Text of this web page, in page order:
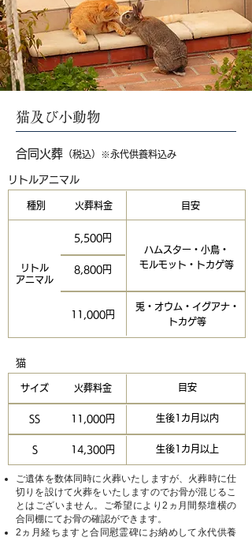
猫及び小動物
合同火葬 （税込）※永代供養料込み
リトルアニマル
種別 火葬料金 目安
リトル
アニマル
5,500円
ハムスター・小鳥・
モルモット・トカゲ等
11,000円
8,800円
兎・オウム・イグアナ・
トカゲ等
猫
サイズ 火葬料金 目安
SS 11,000円 生後1カ月以内
S 14,300円 生後1カ月以上
ご遺体を数体同時に火葬いたしますが、火葬時に仕
切りを設けて火葬をいたしますのでお骨が混じるこ
とはございません。ご希望により2ヵ月間祭壇横の
合同棚にてお骨の確認ができます。
​2ヵ月経ちますと合同慰霊碑にお納めして永代供養